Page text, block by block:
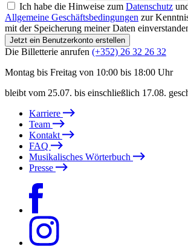
Ich habe die Hinweise zum Datenschutz
Allgemeine Geschäftsbedingungen zur
mit der Speicherung meiner Daten
Jetzt ein Benutzerkonto erstellen
Die Billetterie anrufen (+352) 26 32 26 32
Montag bis Freitag von 10:00 bis 18:00 Uhr
bleibt vom 25.07. bis einschließlich 17.08.
Karriere
Team
Kontakt
FAQ
Musikalisches Wörterbuch
Presse